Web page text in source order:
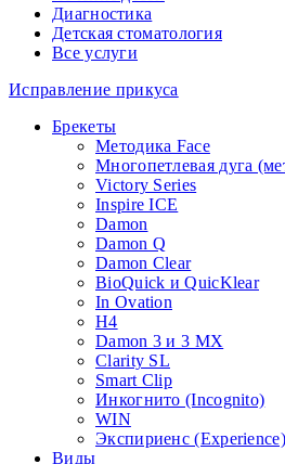
Диагностика
Детская стоматология
Все услуги
Исправление прикуса
Брекеты
Методика Face
Многопетлевая дуга
Victory Series
Inspire ICE
Damon
Damon Q
Damon Clear
BioQuick и QuicKlear
In Ovation
H4
Damon 3 и 3 MX
Clarity SL
Smart Clip
Инкогнито (Incognito)
WIN
Экспириенс (Experience)
Виды